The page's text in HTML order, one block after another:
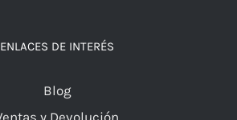
ENLACES DE INTERÉS
Blog